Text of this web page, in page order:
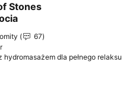
do ulubionych
Stones
ceny
67
hydromasażem dla pełnego relaksu